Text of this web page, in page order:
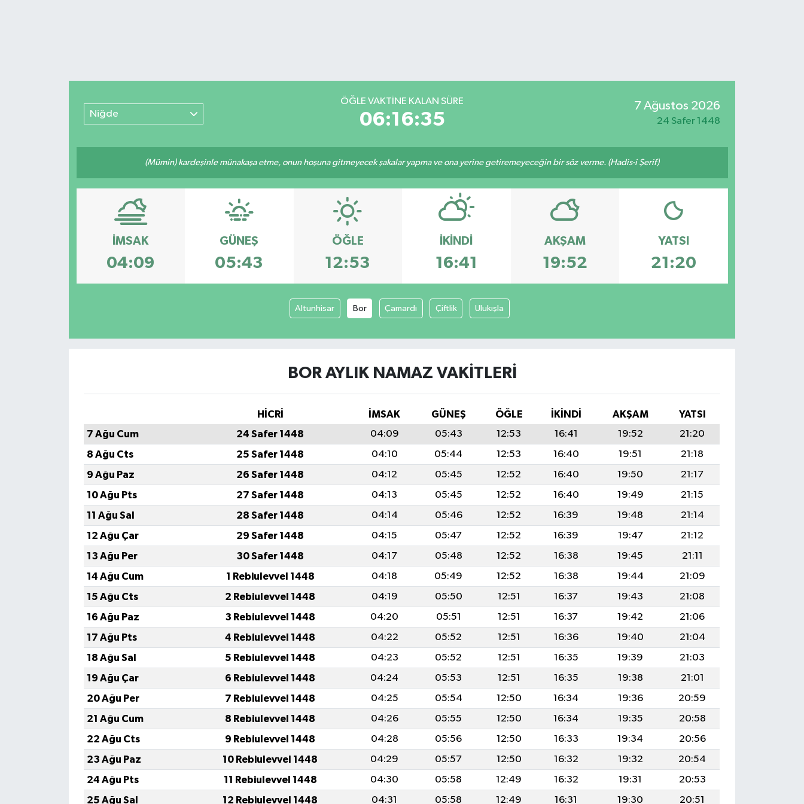
Niğde
ÖĞLE VAKTİNE KALAN SÜRE
06:16:35
7 Ağustos 2026
24 Safer 1448
(Mümin) kardeşinle münakaşa etme, onun hoşuna gitmeyecek şakalar yapma ve ona yerine getiremeyeceğin bir söz verme. (Hadis-i Şerif)
İMSAK
04:09
GÜNEŞ
05:43
ÖĞLE
12:53
İKINDI
16:41
AKŞAM
19:52
YATSI
21:20
Altunhisar Bor Çamardı Çiftlik Ulukışla
BOR AYLIK NAMAZ VAKITLERI
HİCRİ İMSAK GÜNEŞ ÖĞLE İKINDI AKŞAM
YATSI
7 Ağu Cum
24 Safer 1448 04:09 05:43 12:53 16:41 19:52
21:20
8 Ağu Cts
25 Safer 1448 04:10 05:44 12:53 16:40 19:51
21:18
9 Ağu Paz
26 Safer 1448 04:12 05:45 12:52 16:40 19:50
21:17
10 Ağu Pts
27 Safer 1448 04:13 05:45 12:52 16:40 19:49
21:15
11 Ağu Sal
28 Safer 1448 04:14 05:46 12:52 16:39 19:48
21:14
12 Ağu Çar
29 Safer 1448 04:15 05:47 12:52 16:39 19:47
21:12
13 Ağu Per
30 Safer 1448 04:17 05:48 12:52 16:38 19:45
21:11
14 Ağu Cum
1 Rebiulevvel 1448 04:18 05:49 12:52 16:38 19:44
21:09
15 Ağu Cts
2 Rebiulevvel 1448 04:19 05:50 12:51 16:37 19:43
21:08
16 Ağu Paz
3 Rebiulevvel 1448 04:20 05:51 12:51 16:37 19:42
21:06
17 Ağu Pts
4 Rebiulevvel 1448 04:22 05:52 12:51 16:36 19:40
21:04
18 Ağu Sal
5 Rebiulevvel 1448 04:23 05:52 12:51 16:35 19:39
21:03
19 Ağu Çar
6 Rebiulevvel 1448 04:24 05:53 12:51 16:35 19:38
21:01
20 Ağu Per
7 Rebiulevvel 1448 04:25 05:54 12:50 16:34 19:36
20:59
21 Ağu Cum
8 Rebiulevvel 1448 04:26 05:55 12:50 16:34 19:35
20:58
22 Ağu Cts
9 Rebiulevvel 1448 04:28 05:56 12:50 16:33 19:34
20:56
23 Ağu Paz
10 Rebiulevvel 1448 04:29 05:57 12:50 16:32 19:32
20:54
24 Ağu Pts
11 Rebiulevvel 1448 04:30 05:58 12:49 16:32 19:31
20:53
25 Ağu Sal
12 Rebiulevvel 1448 04:31 05:58 12:49 16:31 19:30 20:51